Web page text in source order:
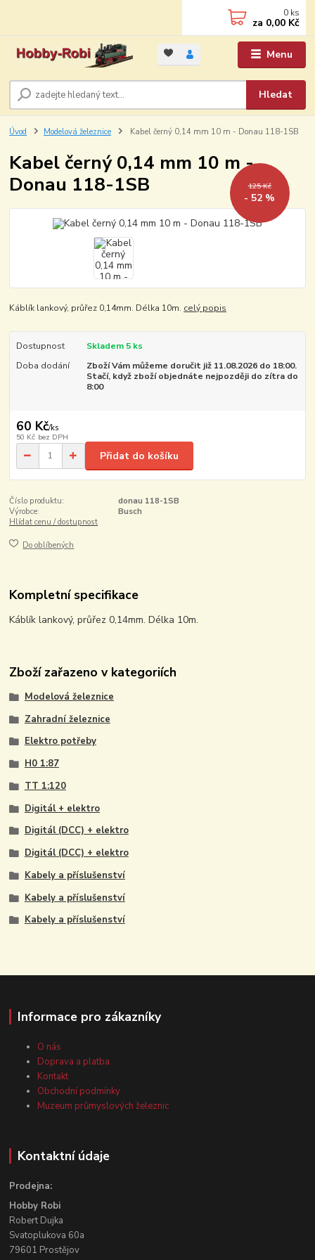
Menu
Hledat
0 ks
za 0,00 Kč
Úvod Modelová železnice Kabel černý 0,14 mm 10 m - Donau 118-1SB
Kabel černý 0,14 mm 10 m -
Donau 118-1SB
125 Kč
- 52 %
Káblík lankový, průřez 0,14mm. Délka 10m. celý popis
Dostupnost
Skladem 5 ks
Doba dodání
Zboží Vám můžeme doručit již 11.08.2026 do 18:00.
Stačí, když zboží objednáte nejpozději do zítra do
8:00
60 Kč/ks
50 Kč bez DPH
Přidat do košíku
Číslo produktu:
donau 118-1SB
Výrobce:
Busch
Hlídat cenu / dostupnost
Do oblíbených
Kompletní specifikace
Káblík lankový, průřez 0,14mm. Délka 10m.
Zboží zařazeno v kategoriích
Modelová železnice
Zahradní železnice
Elektro potřeby
H0 1:87
TT 1:120
Digitál + elektro
Digitál (DCC) + elektro
Digitál (DCC) + elektro
Kabely a příslušenství
Kabely a příslušenství
Kabely a příslušenství
Informace pro zákazníky
O nás
Doprava a platba
Kontakt
Obchodní podmínky
Muzeum průmyslových železnic
Kontaktní údaje
Prodejna:
Hobby Robi
Robert Dujka
Svatoplukova 60a
79601 Prostějov